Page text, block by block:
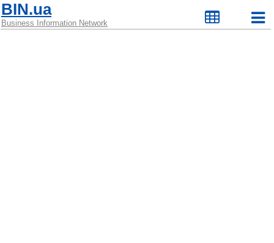
BIN.ua
Business Information Network